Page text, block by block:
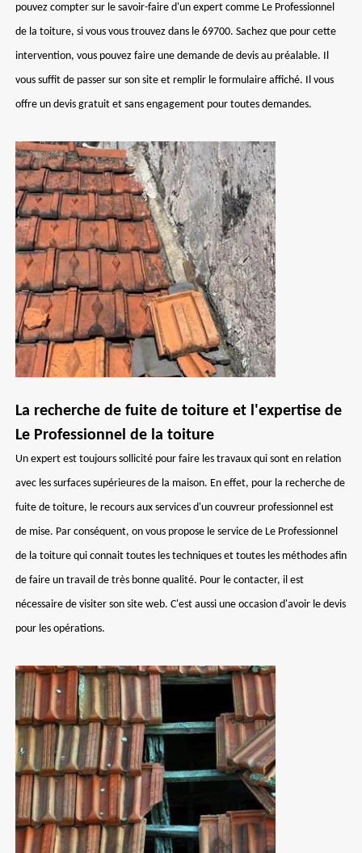
pouvez compter sur le savoir-faire d'un expert comme Le Professionnel
de la toiture, si vous vous trouvez dans le 69700. Sachez que pour cette
intervention, vous pouvez faire une demande de devis au préalable. Il
vous suffit de passer sur son site et remplir le formulaire affiché. Il vous
offre un devis gratuit et sans engagement pour toutes demandes.
La recherche de fuite de toiture et l'expertise de
Le Professionnel de la toiture
Un expert est toujours sollicité pour faire les travaux qui sont en relation
avec les surfaces supérieures de la maison. En effet, pour la recherche de
fuite de toiture, le recours aux services d'un couvreur professionnel est
de mise. Par conséquent, on vous propose le service de Le Professionnel
de la toiture qui connait toutes les techniques et toutes les méthodes afin
de faire un travail de très bonne qualité. Pour le contacter, il est
nécessaire de visiter son site web. C'est aussi une occasion d'avoir le devis
pour les opérations.